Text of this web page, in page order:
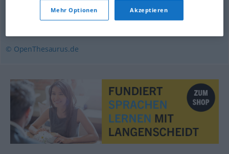
© OpenThesaurus.de
Mehr Optionen Akzeptieren